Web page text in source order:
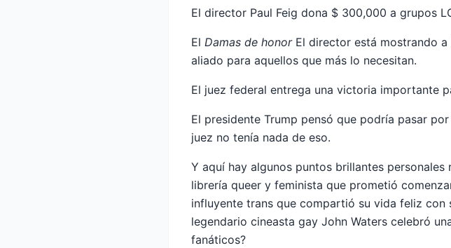
El director Paul Feig dona $ 300,000 a grupos
El Damas de honorEl director está mostrando a
aliado para aquellos que más lo necesitan.
El juez federal entrega una victoria importante
El presidente Trump pensó que podría pasar
juez no tenía nada de eso.
Y aquí hay algunos puntos brillantes
librería queer y feminista que prometió
influyente trans que compartió su vida feliz con
legendario cineasta gay John Waters celebró
fanáticos?